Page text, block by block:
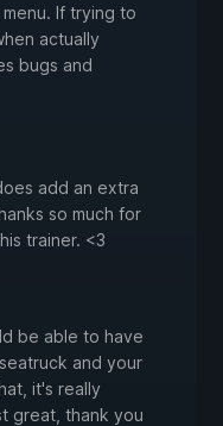
If trying to
actually
bugs and
add an extra
so much for
trainer. <3
be able to have
and your
it's really
great, thank you